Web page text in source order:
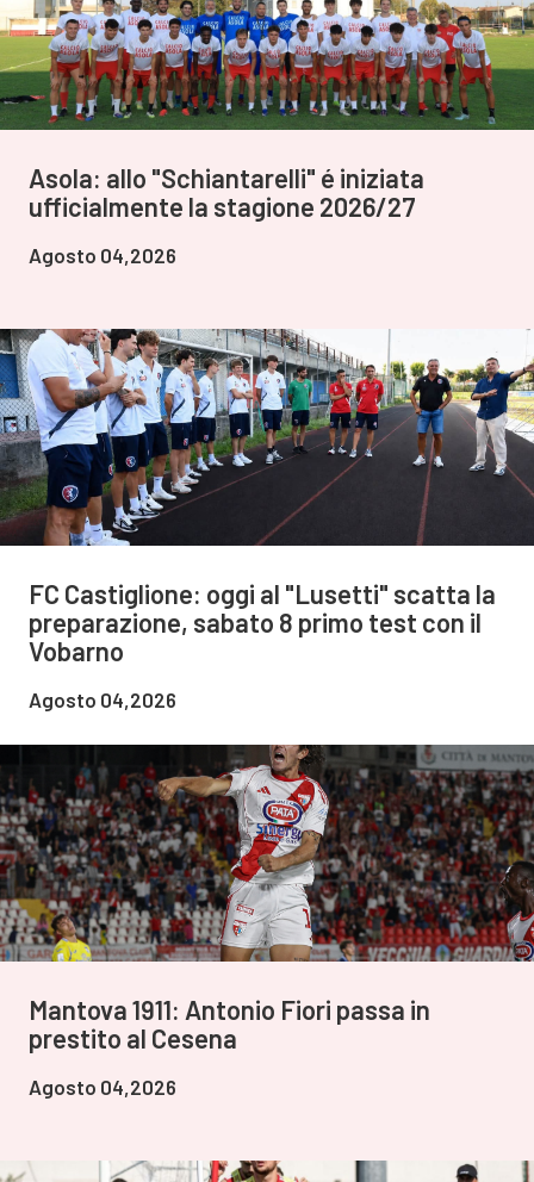
Asola: allo "Schiantarelli" é iniziata
ufficialmente la stagione 2026/27
Agosto 04,2026
FC Castiglione: oggi al "Lusetti" scatta la
preparazione, sabato 8 primo test con il
Vobarno
Agosto 04,2026
Mantova 1911: Antonio Fiori passa in
prestito al Cesena
Agosto 04,2026